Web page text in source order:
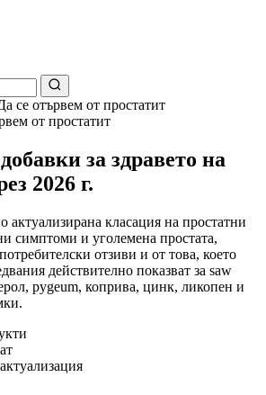
се ​​отървем от простатит
от простатит
за здравето на
2026 г.
актуализирана класация на простатни
симптоми и уголемена простата,
отзиви и от това, което
действително показват за saw
pygeum, коприва, цинк, ликопен и